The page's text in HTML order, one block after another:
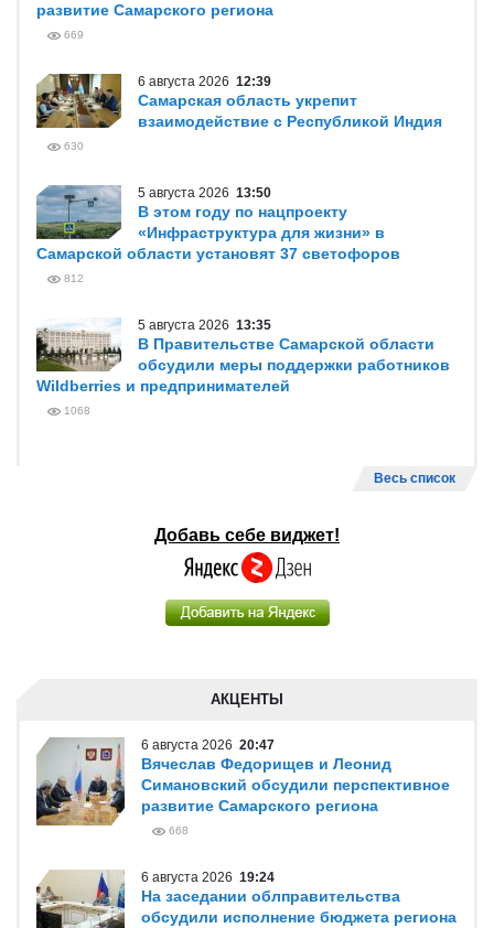
развитие Самарского региона
669
6 августа 2026 12:39
Самарская область укрепит
взаимодействие с Республикой Индия
630
5 августа 2026 13:50
В этом году по нацпроекту
«Инфраструктура для жизни» в
Самарской области установят 37 светофоров
812
5 августа 2026 13:35
В Правительстве Самарской области
обсудили меры поддержки работников
Wildberries и предпринимателей
1068
Весь список
Добавь себе виджет!
АКЦЕНТЫ
6 августа 2026 20:47
Вячеслав Федорищев и Леонид
Симановский обсудили перспективное
развитие Самарского региона
668
6 августа 2026 19:24
На заседании облправительства
обсудили исполнение бюджета региона